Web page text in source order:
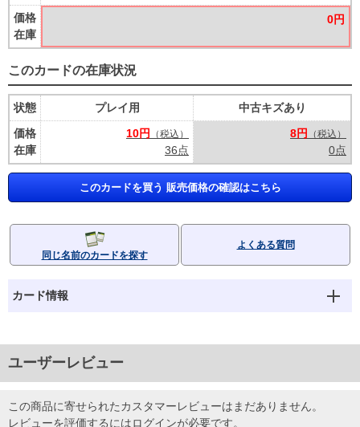
価格
在庫
0円
このカードの在庫状況
状態
価格
在庫
プレイ用
10円
（税込）
36点
中古キズあり
8円
（税込）
0点
このカードを買う 販売価格の確認はこちら
同じ名前のカードを探す
よくある質問
カード情報
ユーザーレビュー
この商品に寄せられたカスタマーレビューはまだありません。
レビューを評価するにはログインが必要です。